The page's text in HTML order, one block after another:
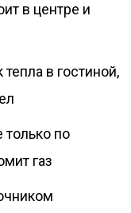
в центре и
в гостиной,
по
газ